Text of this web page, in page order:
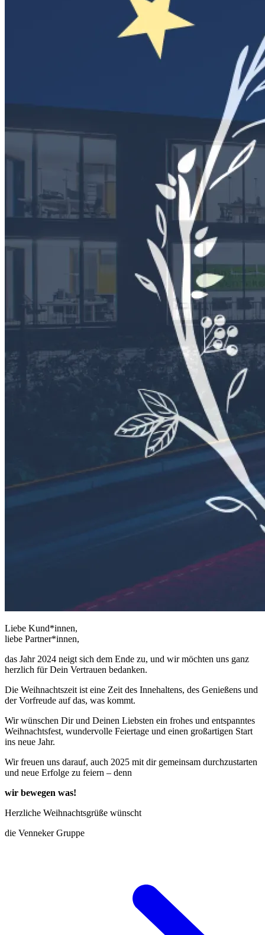
Liebe Kund*innen,
liebe Partner*innen,
das Jahr 2024 neigt sich dem Ende zu, und wir möchten uns ganz
herzlich für Dein Vertrauen bedanken.
Die Weihnachtszeit ist eine Zeit des Innehaltens, des Genießens und
der Vorfreude auf das, was kommt.
Wir wünschen Dir und Deinen Liebsten ein frohes und entspanntes
Weihnachtsfest, wundervolle Feiertage und einen großartigen Start
ins neue Jahr.
Wir freuen uns darauf, auch 2025 mit dir gemeinsam durchzustarten
und neue Erfolge zu feiern – denn
wir bewegen was!
Herzliche Weihnachtsgrüße wünscht
die Venneker Gruppe